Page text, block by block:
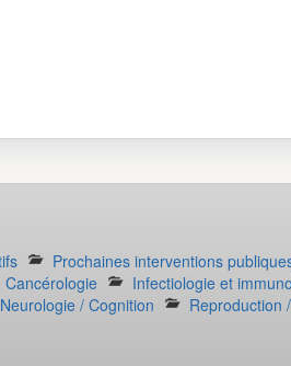
Prochaines interventions
Cancérologie
Infectiologie et
/ Cognition
Reproduction